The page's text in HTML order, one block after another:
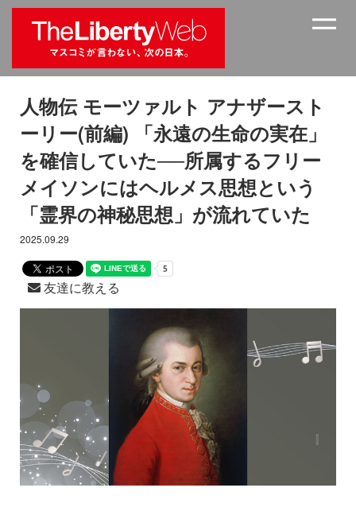
人物伝 モーツァルト アナザースト
ーリー(前編) 「永遠の生命の実在」
を確信していた──所属するフリー
メイソンにはヘルメス思想という
「霊界の神秘思想」が流れていた
2025.09.29
友達に教える